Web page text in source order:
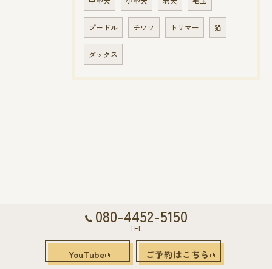
プードル チワワ トリマー 猫
ダックス
080-4452-5150
TEL
YouTube ご予約はこちら